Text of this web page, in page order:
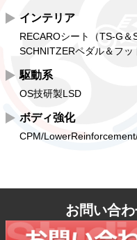
インテリア
RECAROシート（TS-G
SCHNITZERペダル＆フ
駆動系
OS技研製LSD
ボディ強化
CPM/
お問い合